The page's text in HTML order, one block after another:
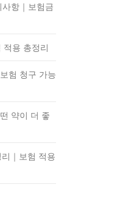
항｜보험금
적용 총정리
험 청구 가능
약이 더 좋
｜보험 적용